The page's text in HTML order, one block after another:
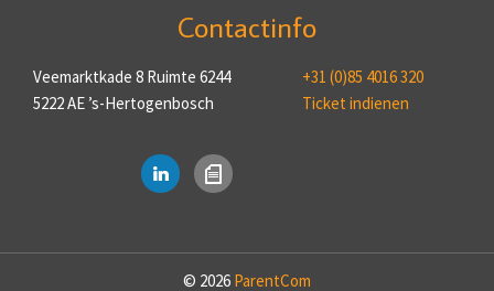
Contactinfo
Veemarktkade 8 Ruimte 6244
5222 AE ’s-Hertogenbosch
+31 (0)85 4016 320
Ticket indienen
© 2026 ParentCom